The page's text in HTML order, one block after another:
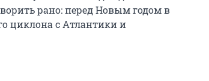
рано: перед Новым годом в
циклона с Атлантики и